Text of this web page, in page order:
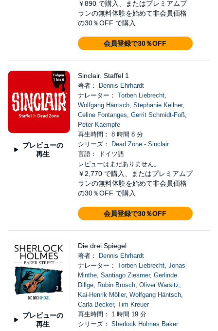
￥890 で購入、またはプレミアムプ
ランの無料体験を始めて非会員価格
の30％OFF で購入
会員登録で30％OFF
プレビューの
再生
Sinclair. Staffel 1
著者：
Dennis Ehrhardt
ナレーター： Torben Liebrecht,
Wolfgang Häntsch, Stephanie Kellner,
Celine Fontanges, Gerrit Schmidt-Foß,
Peter Kaempfe
再生時間： 8 時間 8 分
シリーズ：
Dead Zone - Sinclair
言語： ドイツ語
レビューはまだありません。
￥2,770 で購入、またはプレミアムプ
ランの無料体験を始めて非会員価格
の30％OFF で購入
会員登録で30％OFF
プレビューの
再生
Die drei Spiegel
著者：
Dennis Ehrhardt
ナレーター： Torben Liebrecht, Jonas
Minthe, Santiago Ziesmer, Gerlinde
Dillge, Robin Brosch, Oliver Warsitz,
Kai-Henrik Möller, Wolfgang Häntsch,
Carla Becker, Tim Kreuer
再生時間： 1 時間 19 分
シリーズ： Sherlock Holmes Baker